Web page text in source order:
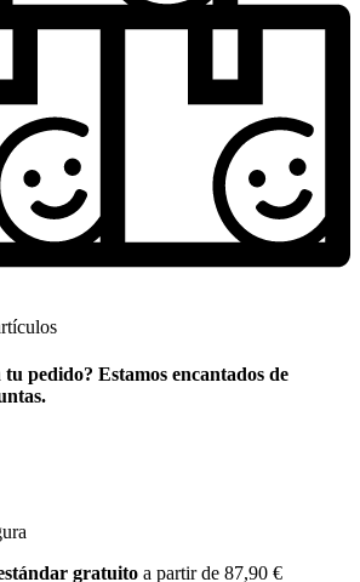
tu pedido? Estamos encantados de
gratuito a partir de 87,90 €